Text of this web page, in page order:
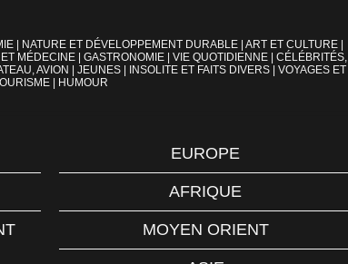
NATURE ET DÉVELOPPEMENT DURABLE ART ET CULTURE
MÉDECINE GASTRONOMIE VIE QUOTIDIENNE
CÉLÉBRITÉS,
AVION JEUNES INSOLITE ET FAITS DIVERS
VOYAGES ET
HUMOUR
EUROPE
AFRIQUE
MOYEN ORIENT